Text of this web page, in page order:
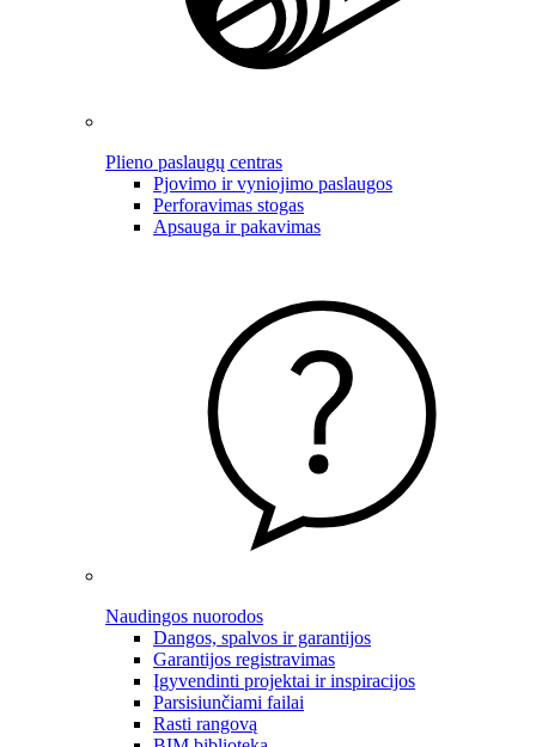
Plieno paslaugų centras
Pjovimo ir vyniojimo paslaugos
Perforavimas stogas
Apsauga ir pakavimas
Naudingos nuorodos
Dangos, spalvos ir garantijos
Garantijos registravimas
Įgyvendinti projektai ir inspiracijos
Parsisiunčiami failai
Rasti rangovą